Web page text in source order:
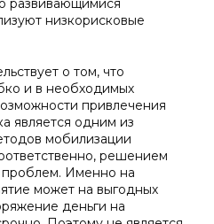
развивающимися
низкорисковые
о том, что
и в необходимых
привлечения
является одним из
мобилизации
решением
Именно на
может на выгодных
деньги на